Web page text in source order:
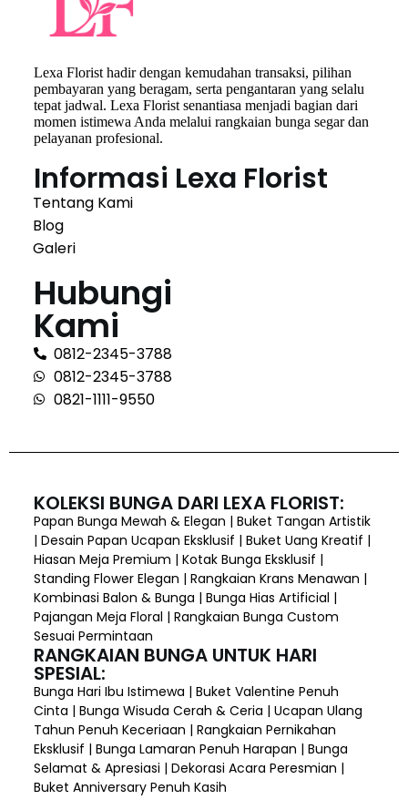
Lexa Florist hadir dengan kemudahan transaksi, pilihan
pembayaran yang beragam, serta pengantaran yang selalu
tepat jadwal. Lexa Florist senantiasa menjadi bagian dari
momen istimewa Anda melalui rangkaian bunga segar dan
pelayanan profesional.
Informasi Lexa Florist
Tentang Kami
Blog
Galeri
Hubungi
Kami
0812-2345-3788
0812-2345-3788
0821-1111-9550
KOLEKSI BUNGA DARI LEXA FLORIST:
Papan Bunga Mewah & Elegan | Buket Tangan Artistik
| Desain Papan Ucapan Eksklusif | Buket Uang Kreatif |
Hiasan Meja Premium | Kotak Bunga Eksklusif |
Standing Flower Elegan | Rangkaian Krans Menawan |
Kombinasi Balon & Bunga | Bunga Hias Artificial |
Pajangan Meja Floral | Rangkaian Bunga Custom
Sesuai Permintaan
RANGKAIAN BUNGA UNTUK HARI
SPESIAL:
Bunga Hari Ibu Istimewa | Buket Valentine Penuh
Cinta | Bunga Wisuda Cerah & Ceria | Ucapan Ulang
Tahun Penuh Keceriaan | Rangkaian Pernikahan
Eksklusif | Bunga Lamaran Penuh Harapan | Bunga
Selamat & Apresiasi | Dekorasi Acara Peresmian |
Buket Anniversary Penuh Kasih